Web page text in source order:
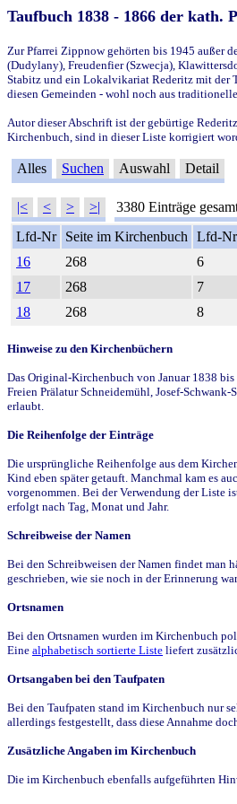
Taufbuch 1838 - 1866 der kath.
Zur Pfarrei Zippnow gehörten bis 1945 außer
(Dudylany), Freudenfier (Szwecja),
Stabitz und ein Lokalvikariat Rederitz mit der
diesen Gemeinden - wohl noch aus
Autor dieser Abschrift ist der gebürtige
Kirchenbuch, sind in dieser Liste korrigiert
Alles Suchen Auswahl Detail
|< < > >| 3380 Einträge
Lfd-Nr
Seite im Kirchenbuch Lfd-
16
268 6
17
268 7
18
268 8
Hinweise zu den Kirchenbüchern
Das Original-Kirchenbuch von Januar 1838
Freien Prälatur Schneidemühl, Josef-
erlaubt.
Die Reihenfolge der Einträge
Die ursprüngliche Reihenfolge aus dem
Kind eben später getauft. Manchmal kam es
vorgenommen. Bei der Verwendung der Liste
erfolgt nach Tag, Monat und Jahr.
Schreibweise der Namen
Bei den Schreibweisen der Namen findet man
geschrieben, wie sie noch in der Erinnerung
Ortsnamen
Bei den Ortsnamen wurden im Kirchenbuch
Eine alphabetisch sortierte Liste liefert
Ortsangaben bei den Taufpaten
Bei den Taufpaten stand im Kirchenbuch nur
allerdings festgestellt, dass diese Annahme
Zusätzliche Angaben im Kirchenbuch
Die im Kirchenbuch ebenfalls aufgeführten